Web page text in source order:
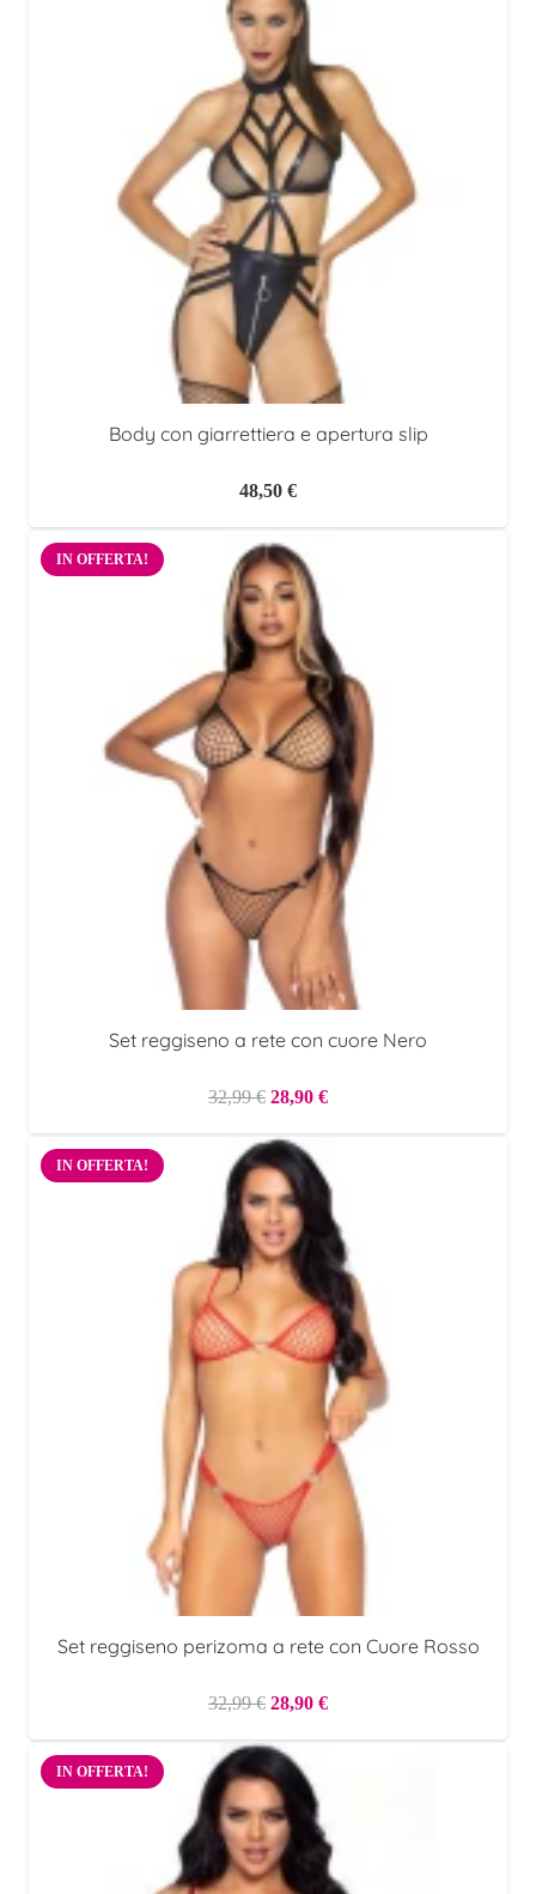
Body con giarrettiera e apertura slip
48,50 €
IN OFFERTA!
Set reggiseno a rete con cuore Nero
32,99€ Il
prezzo
originale
era:
32,99 €.
28,90 €Il
prezzo
è:
28,90 €.
IN OFFERTA!
Set reggiseno perizoma a rete con Cuore Rosso
32,99€ Il
prezzo
originale
era:
32,99 €.
28,90 €Il
prezzo
28,90 €.
IN OFFERTA!